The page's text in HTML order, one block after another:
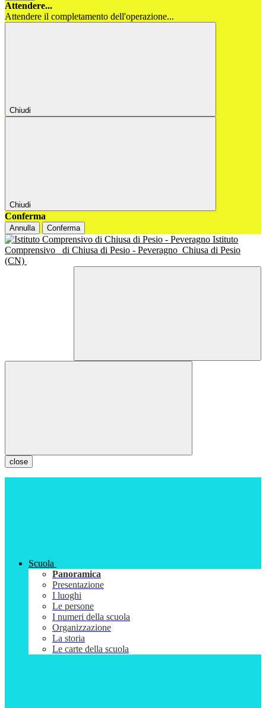
Attendere...
Attendere il completamento dell'operazione...
Chiudi
Chiudi
Conferma
Annulla Conferma
Istituto
Comprensivo
di Chiusa di Pesio - Peveragno Chiusa di Pesio
(CN)
close
Scuola
Panoramica
Presentazione
I luoghi
Le persone
I numeri della scuola
Organizzazione
La storia
Le carte della scuola